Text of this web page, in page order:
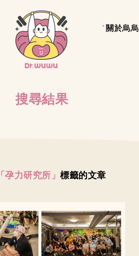
關於烏烏
搜尋結果
「孕力研究所」 標籤的文章